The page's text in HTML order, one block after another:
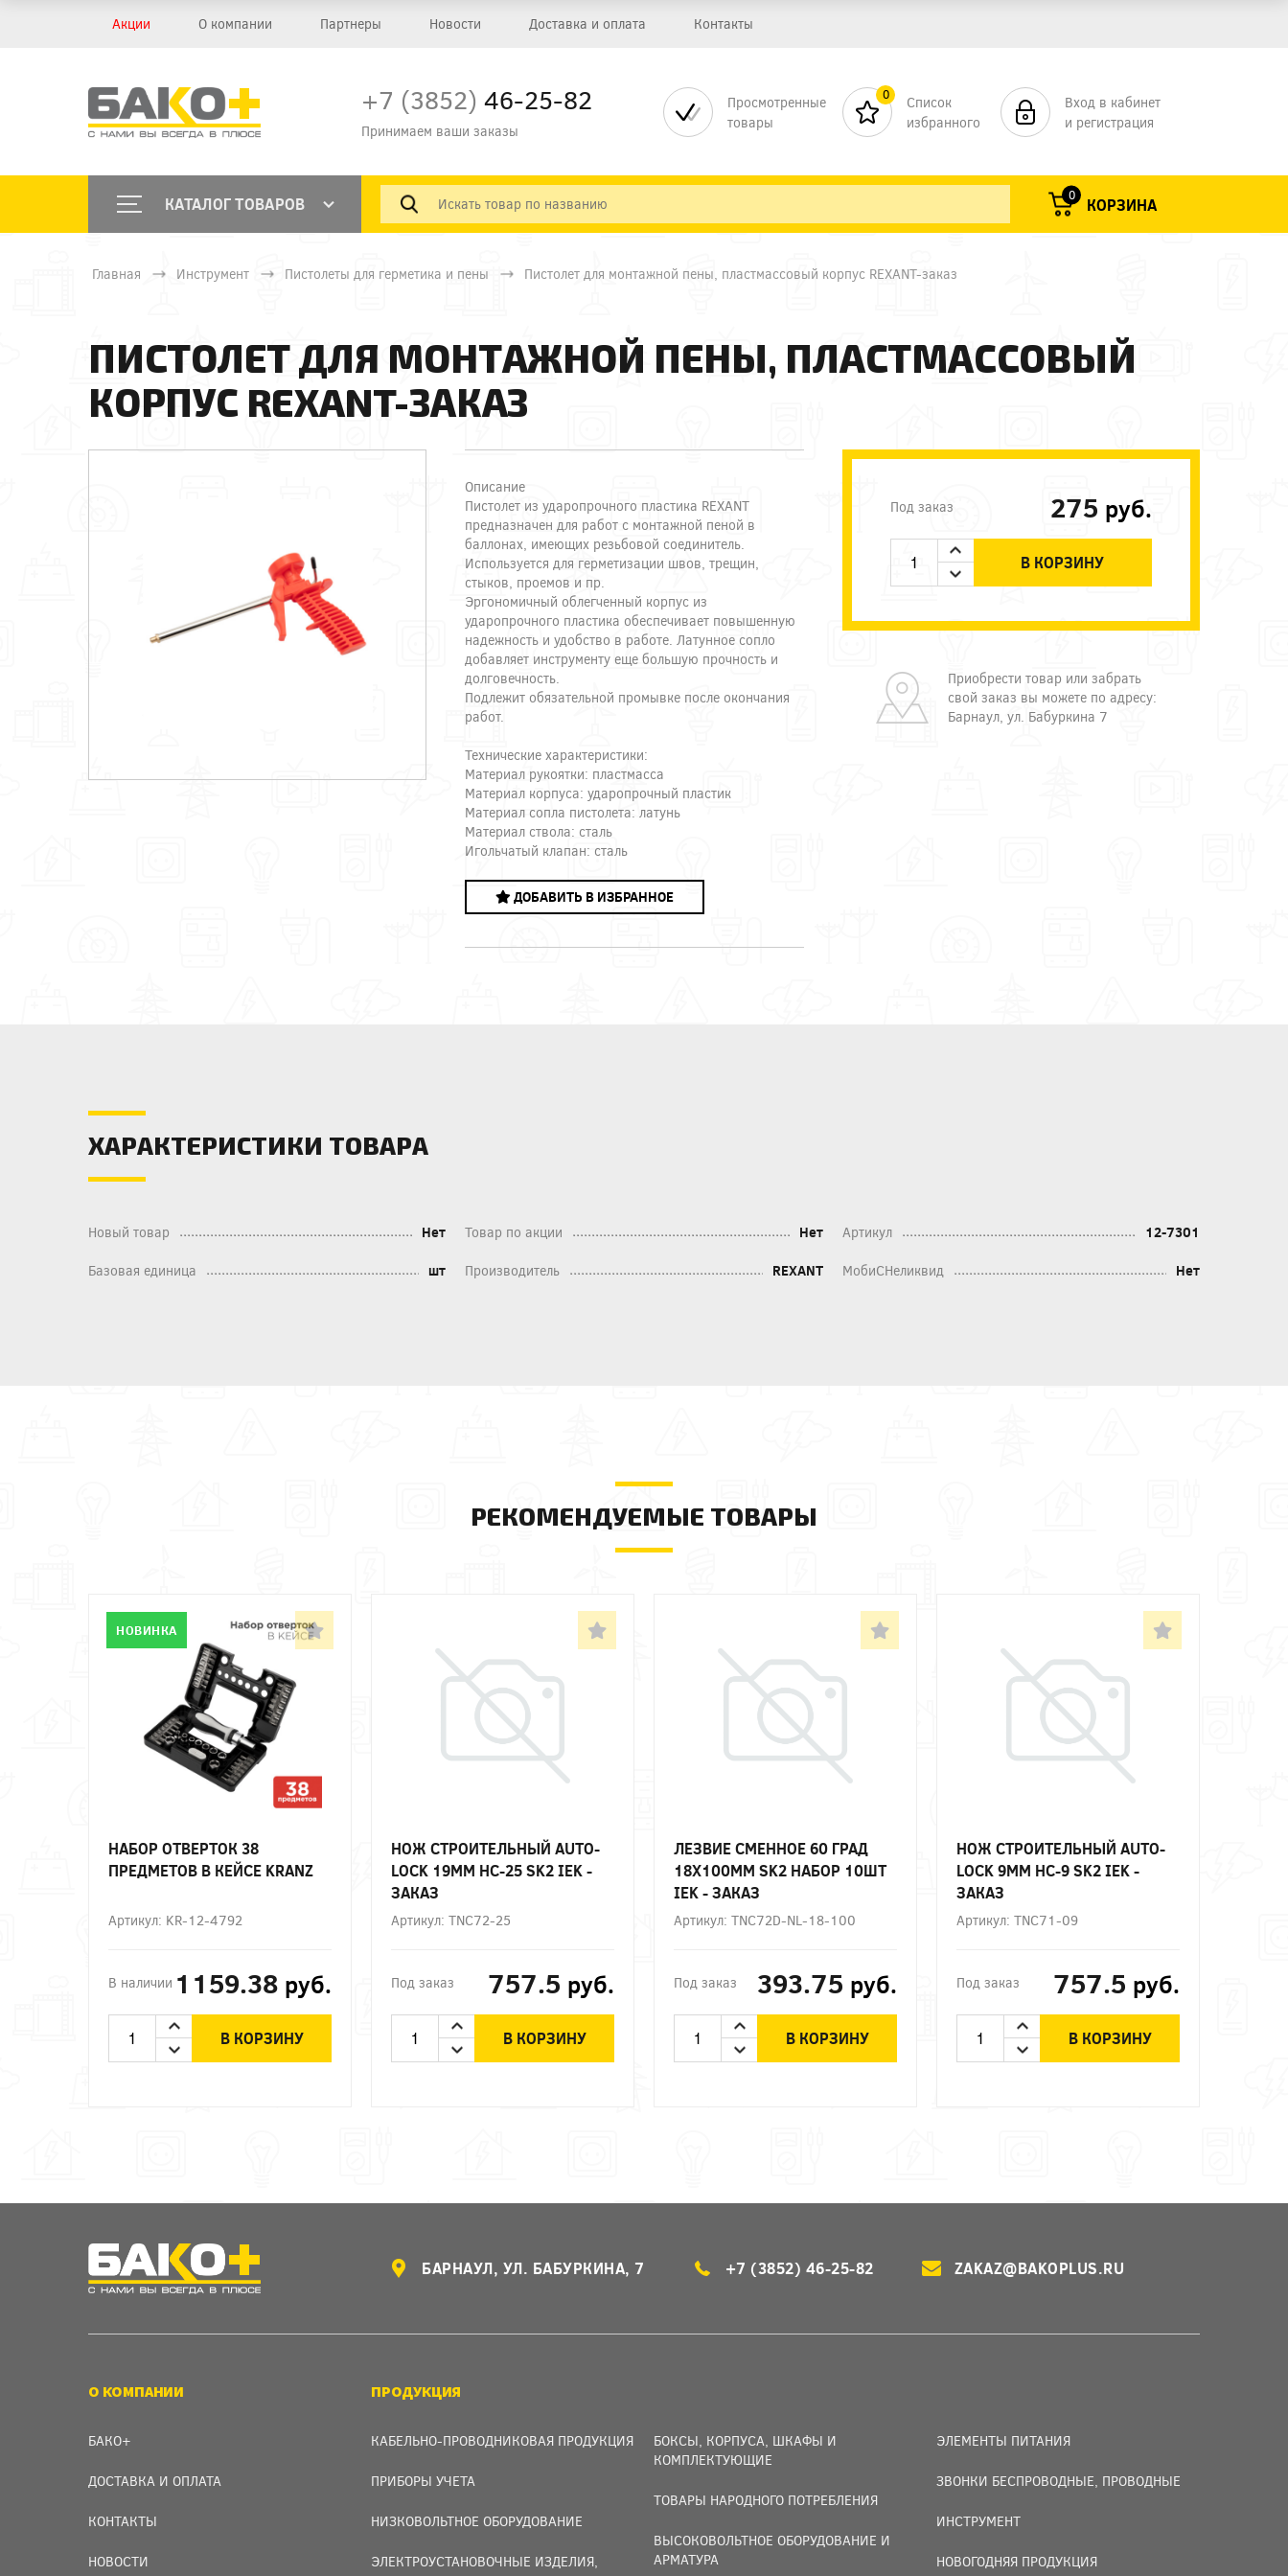
Акции О компании Партнеры Новости Доставка и оплата Контакты
+7 (3852) 46-25-82
Принимаем ваши заказы
Просмотренные
товары
0
Список
избранного
Вход в кабинет
и регистрация
КАТАЛОГ ТОВАРОВ 0 КОРЗИНА
Главная Инструмент Пистолеты для герметика и пены Пистолет для монтажной пены, пластмассовый корпус REXANT-заказ
ПИСТОЛЕТ ДЛЯ МОНТАЖНОЙ ПЕНЫ, ПЛАСТМАССОВЫЙ
КОРПУС REXANT-ЗАКАЗ
Описание
Пистолет из ударопрочного пластика REXANT
предназначен для работ с монтажной пеной в
баллонах, имеющих резьбовой соединитель.
Используется для герметизации швов, трещин,
стыков, проемов и пр.
Эргономичный облегченный корпус из
ударопрочного пластика обеспечивает повышенную
надежность и удобство в работе. Латунное сопло
добавляет инструменту еще большую прочность и
долговечность.
Подлежит обязательной промывке после окончания
работ.
Технические характеристики:
Материал рукоятки: пластмасса
Материал корпуса: ударопрочный пластик
Материал сопла пистолета: латунь
Материал ствола: сталь
Игольчатый клапан: сталь
ДОБАВИТЬ В ИЗБРАННОЕ
Под заказ 275 руб.
В КОРЗИНУ
Приобрести товар или забрать
свой заказ вы можете по адресу:
Барнаул, ул. Бабуркина 7
ХАРАКТЕРИСТИКИ ТОВАРА
Новый товар Нет Товар по акции Нет Артикул 12-7301
Базовая единица шт Производитель REXANT МобиСНеликвид Нет
РЕКОМЕНДУЕМЫЕ ТОВАРЫ
НАБОР ОТВЕРТОК 38
ПРЕДМЕТОВ В КЕЙСЕ KRANZ
Артикул: KR-12-4792
В наличии 1159.38 руб.
В КОРЗИНУ
НОВИНКА
НОЖ СТРОИТЕЛЬНЫЙ AUTO-
LOCK 19ММ НС-25 SK2 IEK -
ЗАКАЗ
Артикул: TNC72-25
Под заказ 757.5 руб.
В КОРЗИНУ
ЛЕЗВИЕ СМЕННОЕ 60 ГРАД
18Х100ММ SK2 НАБОР 10ШТ
IEK - ЗАКАЗ
Артикул: TNC72D-NL-18-100
Под заказ 393.75 руб.
В КОРЗИНУ
НОЖ СТРОИТЕЛЬНЫЙ AUTO-
LOCK 9ММ НС-9 SK2 IEK -
ЗАКАЗ
Артикул: TNC71-09
Под заказ 757.5 руб.
В КОРЗИНУ
БАРНАУЛ, УЛ. БАБУРКИНА, 7 +7 (3852) 46-25-82 ZAKAZ@BAKOPLUS.RU
О КОМПАНИИ
БАКО+
ДОСТАВКА И ОПЛАТА
КОНТАКТЫ
НОВОСТИ
ПРОДУКЦИЯ
КАБЕЛЬНО-ПРОВОДНИКОВАЯ ПРОДУКЦИЯ
ПРИБОРЫ УЧЕТА
НИЗКОВОЛЬТНОЕ ОБОРУДОВАНИЕ
ЭЛЕКТРОУСТАНОВОЧНЫЕ ИЗДЕЛИЯ,
БОКСЫ, КОРПУСА, ШКАФЫ И
КОМПЛЕКТУЮЩИЕ
ТОВАРЫ НАРОДНОГО ПОТРЕБЛЕНИЯ
ВЫСОКОВОЛЬТНОЕ ОБОРУДОВАНИЕ И
АРМАТУРА
ЭЛЕМЕНТЫ ПИТАНИЯ
ЗВОНКИ БЕСПРОВОДНЫЕ, ПРОВОДНЫЕ
ИНСТРУМЕНТ
НОВОГОДНЯЯ ПРОДУКЦИЯ